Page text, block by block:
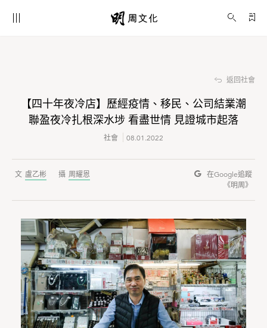
【四十年夜冷店】歷經疫情、移民、公司結業潮 聯盈夜冷扎根深水埗 看盡世情 見證城市起落
返回社會
【四十年夜冷店】歷經疫情、移民、公司結業潮
聯盈夜冷扎根深水埗 看盡世情 見證城市起落
社會 08.01.2022
盧乙彬 周耀恩 在Google追蹤
《明周》